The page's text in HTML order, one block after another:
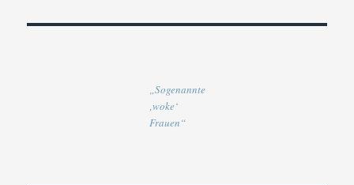
„Sogenannte
‚woke‘
Frauen“